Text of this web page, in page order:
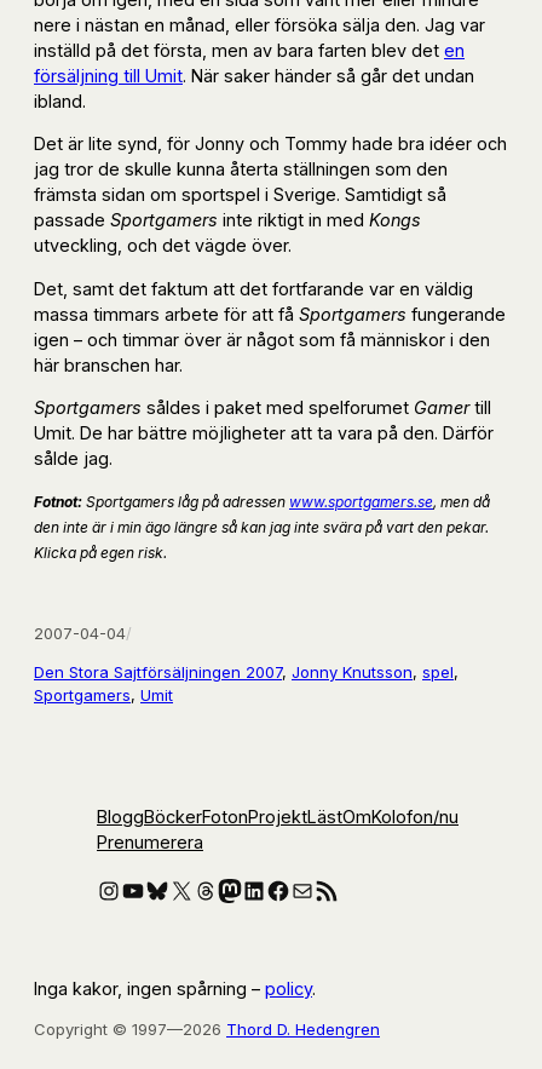
nere i nästan en månad, eller försöka sälja den. Jag var
inställd på det första, men av bara farten blev det en
försäljning till Umit. När saker händer så går det undan
ibland.
Det är lite synd, för Jonny och Tommy hade bra idéer och
jag tror de skulle kunna återta ställningen som den
främsta sidan om sportspel i Sverige. Samtidigt så
passade Sportgamers inte riktigt in med Kongs
utveckling, och det vägde över.
Det, samt det faktum att det fortfarande var en väldig
massa timmars arbete för att få Sportgamers fungerande
igen – och timmar över är något som få människor i den
här branschen har.
Sportgamers såldes i paket med spelforumet Gamertill
Umit. De har bättre möjligheter att ta vara på den. Därför
sålde jag.
Fotnot: Sportgamers låg på adressen www.sportgamers.se, men då
den inte är i min ägo längre så kan jag inte svära på vart den pekar.
Klicka på egen risk.
2007-04-04/
Den Stora Sajtförsäljningen 2007, Jonny Knutsson, spel
Sportgamers, Umit
BloggBöckerFotonProjektLästOmKolofon/nu
Prenumerera
Instagram
YouTube
Bluesky
X Threads
Mastodon
LinkedIn
Facebook
E-postRSS-flöde
Inga kakor, ingen spårning – policy.
Copyright © 1997—2026 Thord D. Hedengren